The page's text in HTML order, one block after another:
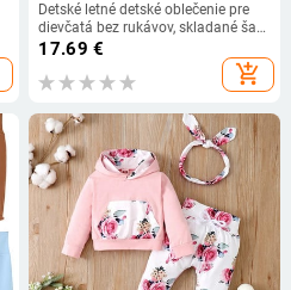
Detské letné detské oblečenie pre
dievčatá bez rukávov, skladané šaty
s chrbtom, mašľou a bavlnené
kórejské šaty pre dievčatá, šaty s
chrbtom
17.69 €
add_shopping_cart